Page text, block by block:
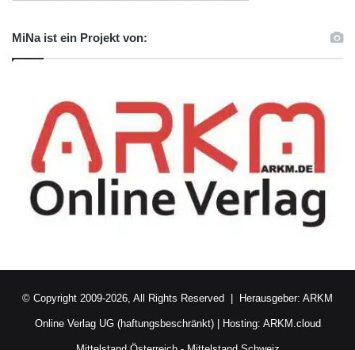
MiNa ist ein Projekt von:
© Copyright 2009-2026, All Rights Reserved | Herausgeber: ARKM
Online Verlag UG (haftungsbeschränkt)| Hosting: ARKM.cloud